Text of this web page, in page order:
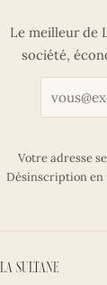
Le meilleur de
société,
Votre adresse
Désinscription en
La Sultane